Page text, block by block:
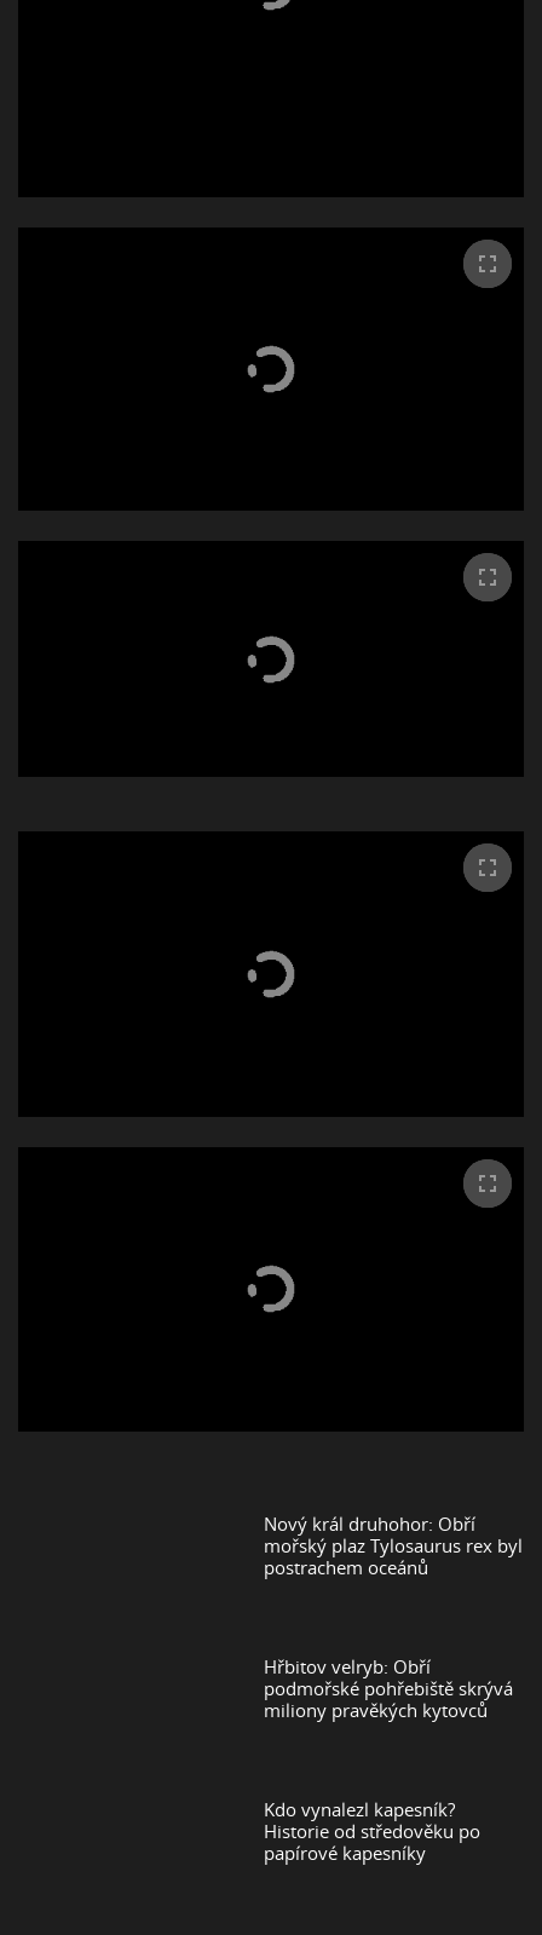
Nový král druhohor: Obří
mořský plaz Tylosaurus rex byl
postrachem oceánů
Hřbitov velryb: Obří
podmořské pohřebiště skrývá
miliony pravěkých kytovců
Kdo vynalezl kapesník?
Historie od středověku po
papírové kapesníky